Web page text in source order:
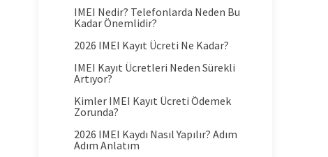
IMEI Nedir? Telefonlarda Neden Bu
Kadar Önemlidir?
2026 IMEI Kayıt Ücreti Ne Kadar?
IMEI Kayıt Ücretleri Neden Sürekli
Artıyor?
Kimler IMEI Kayıt Ücreti Ödemek
Zorunda?
2026 IMEI Kaydı Nasıl Yapılır? Adım
Adım Anlatım